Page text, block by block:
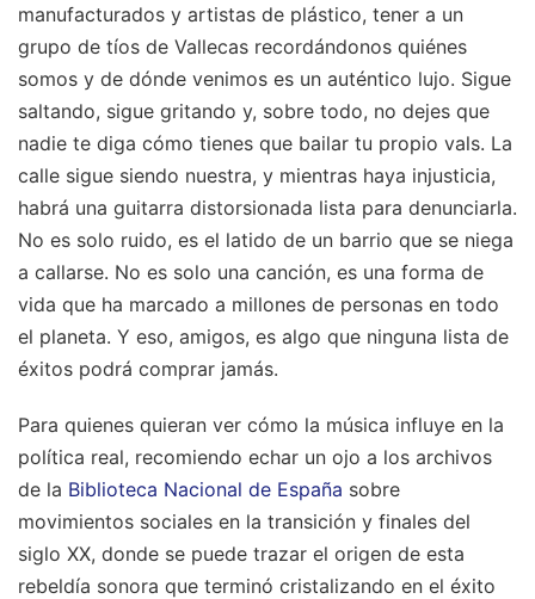
manufacturados y artistas de plástico, tener a un
grupo de tíos de Vallecas recordándonos quiénes
somos y de dónde venimos es un auténtico lujo. Sigue
saltando, sigue gritando y, sobre todo, no dejes que
nadie te diga cómo tienes que bailar tu propio vals. La
calle sigue siendo nuestra, y mientras haya injusticia,
habrá una guitarra distorsionada lista para denunciarla.
No es solo ruido, es el latido de un barrio que se niega
a callarse. No es solo una canción, es una forma de
vida que ha marcado a millones de personas en todo
el planeta. Y eso, amigos, es algo que ninguna lista de
éxitos podrá comprar jamás.
Para quienes quieran ver cómo la música influye en la
política real, recomiendo echar un ojo a los archivos
de la Biblioteca Nacional de España sobre
movimientos sociales en la transición y finales del
siglo XX, donde se puede trazar el origen de esta
rebeldía sonora que terminó cristalizando en el éxito